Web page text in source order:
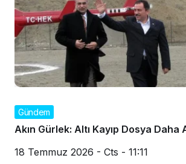
Gündem
Akın Gürlek: Altı Kayıp Dosya Daha
18 Temmuz 2026 - Cts - 11:11